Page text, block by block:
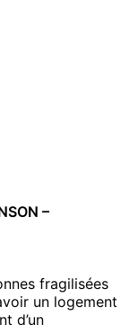
la recherche
–
fragilisées
un logement
d’un